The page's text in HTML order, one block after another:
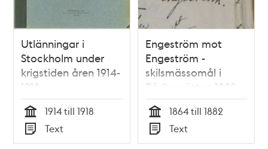
Utlänningar i
Stockholm under
krigstiden åren 1914-
1918
Tid
1914 till 1918
Typ
Text
Engeström mot
Engeström -
skilsmässomål i
Rådhusrätten 1882
Tid
1864 till 1882
Typ
Text